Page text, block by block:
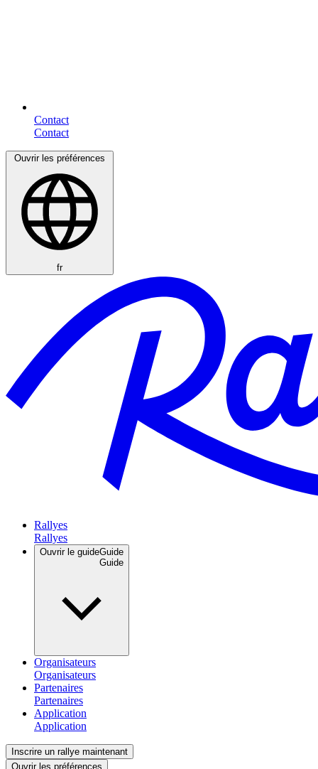
Contact
Ouvrir les préférences
fr
Rallyes
Ouvrir le guideGuide
Organisateurs
Partenaires
Application
Inscrire un rallye maintenant
Ouvrir les préférences